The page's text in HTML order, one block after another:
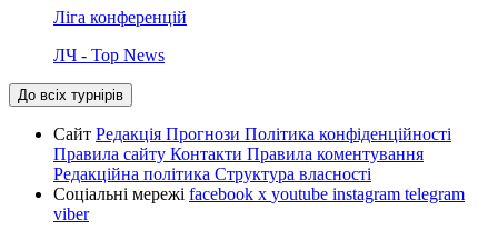
Ліга конференцій
ЛЧ - Top News
До всіх турнірів
Сайт Редакція Прогнози Політика конфіденційності
Правила сайту Контакти Правила коментування
Редакційна політика Структура власності
Соціальні мережі facebook x youtube instagram telegram
viber